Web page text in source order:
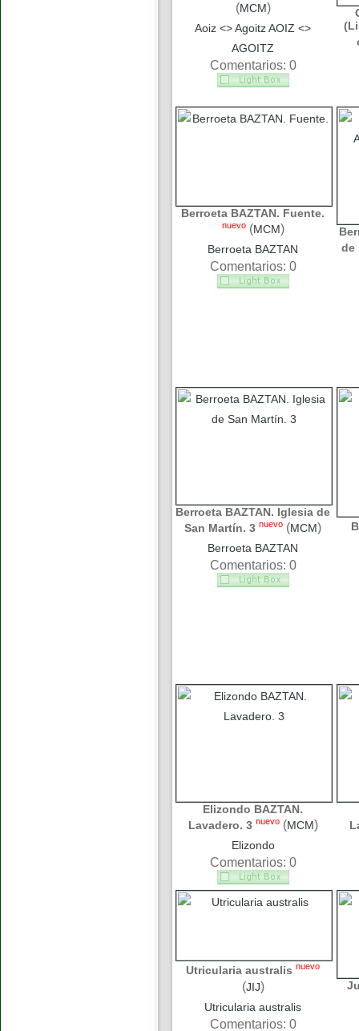
(MCM)
Aoiz <> Agoitz AOIZ <>
AGOITZ
Comentarios: 0
Berroeta BAZTAN. Fuente.
nuevo (MCM)
Berroeta BAZTAN
Comentarios: 0
de
Berroeta BAZTAN. Iglesia de
San Martín. 3 nuevo (MCM)
Berroeta BAZTAN
Comentarios: 0
Elizondo BAZTAN.
Lavadero. 3 nuevo (MCM)
Elizondo
Comentarios: 0
Utricularia australis nuevo
(JIJ)
Utricularia australis
Comentarios: 0